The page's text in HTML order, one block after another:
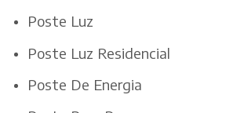
Poste Luz
Poste Luz Residencial
Poste De Energia